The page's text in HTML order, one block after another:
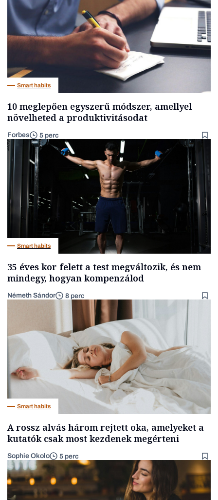
Smart habits
10 meglepően egyszerű módszer, amellyel
növelheted a produktivitásodat
Forbes 5 perc
Smart habits
35 éves kor felett a test megváltozik, és nem
mindegy, hogyan kompenzálod
Németh Sándor 8 perc
Smart habits
A rossz alvás három rejtett oka, amelyeket a
kutatók csak most kezdenek megérteni
Sophie Okolo 5 perc